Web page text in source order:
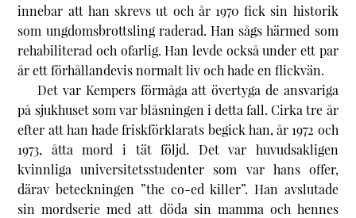
innebar att han skrevs ut och år 1970 fick sin historik
som ungdomsbrottsling raderad. Han sågs härmed som
rehabiliterad och ofarlig. Han levde också under ett par
år ett förhållandevis normalt liv och hade en flickvän.
Det var Kempers förmåga att övertyga de ansvariga
på sjukhuset som var blåsningen i detta fall. Cirka tre år
efter att han hade friskförklarats begick han, år 1972 och
1973, åtta mord i tät följd. Det var huvudsakligen
kvinnliga universitetsstudenter som var hans offer,
därav beteckningen ”the co-ed killer”. Han avslutade
sin mordserie med att döda sin mamma och hennes